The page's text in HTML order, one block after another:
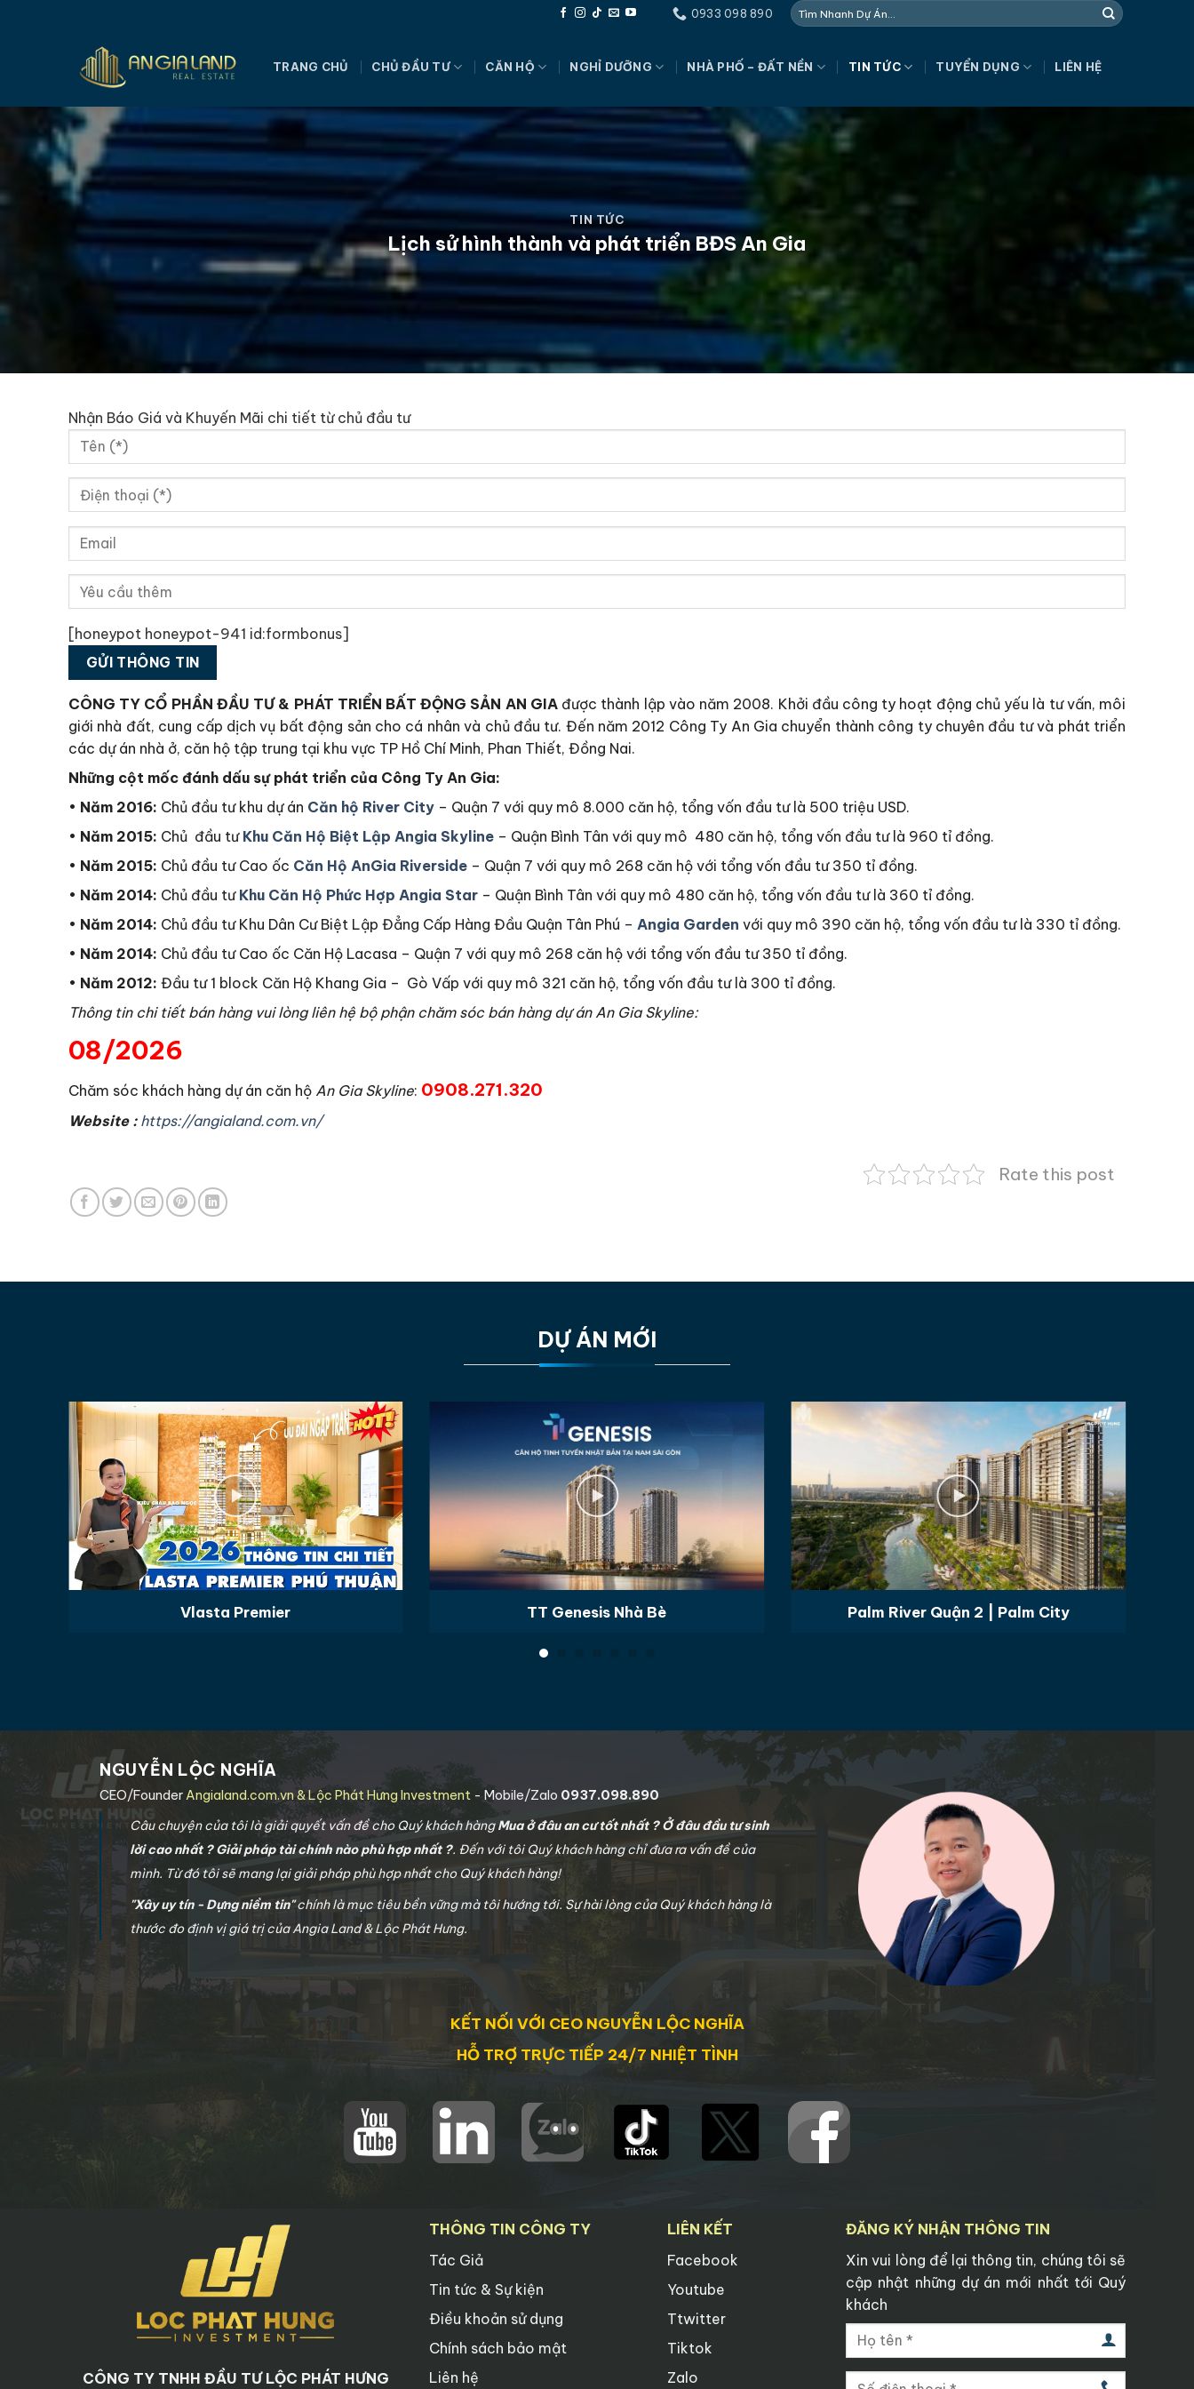
0933 098 890
TRANG CHỦ CHỦ ĐẦU TƯ CĂN HỘ NGHỈ DƯỠNG NHÀ PHỐ – ĐẤT NỀN TIN TỨC TUYỂN DỤNG LIÊN HỆ
TIN TỨC
Lịch sử hình thành và phát triển BĐS An Gia
Nhận Báo Giá và Khuyến Mãi chi tiết từ chủ đầu tư
[honeypot honeypot-941 id:formbonus]
CÔNG TY CỔ PHẦN ĐẦU TƯ & PHÁT TRIỂN BẤT ĐỘNG SẢN AN GIAđược thành lập vào năm 2008. Khởi đầu công ty hoạt động chủ yếu là tư vấn, môi
giới nhà đất, cung cấp dịch vụ bất động sản cho cá nhân và chủ đầu tư. Đến năm 2012 Công Ty An Gia chuyển thành công ty chuyên đầu tư và phát triển
các dự án nhà ở, căn hộ tập trung tại khu vực TP Hồ Chí Minh, Phan Thiết, Đồng Nai.
Những cột mốc đánh dấu sự phát triển của Công Ty An Gia:
• Năm 2016: Chủ đầu tư khu dự án Căn hộ River City – Quận 7 với quy mô 8.000 căn hộ, tổng vốn đầu tư là 500 triệu USD.
• Năm 2015: Chủ đầu tư Khu Căn Hộ Biệt Lập Angia Skyline – Quận Bình Tân với quy mô 480 căn hộ, tổng vốn đầu tư là 960 tỉ đồng.
• Năm 2015: Chủ đầu tư Cao ốc Căn Hộ AnGia Riverside – Quận 7 với quy mô 268 căn hộ với tổng vốn đầu tư 350 tỉ đồng.
• Năm 2014: Chủ đầu tư Khu Căn Hộ Phức Hợp Angia Star – Quận Bình Tân với quy mô 480 căn hộ, tổng vốn đầu tư là 360 tỉ đồng.
• Năm 2014: Chủ đầu tư Khu Dân Cư Biệt Lập Đẳng Cấp Hàng Đầu Quận Tân Phú – Angia Garden với quy mô 390 căn hộ, tổng vốn đầu tư là 330 tỉ đồng.
• Năm 2014: Chủ đầu tư Cao ốc Căn Hộ Lacasa – Quận 7 với quy mô 268 căn hộ với tổng vốn đầu tư 350 tỉ đồng.
• Năm 2012: Đầu tư 1 block Căn Hộ Khang Gia – Gò Vấp với quy mô 321 căn hộ, tổng vốn đầu tư là 300 tỉ đồng.
Thông tin chi tiết bán hàng vui lòng liên hệ bộ phận chăm sóc bán hàng dự án An Gia Skyline:
08/2026
Chăm sóc khách hàng dự án căn hộ An Gia Skyline: ‎ 0908.271.320
Website : https://angialand.com.vn/
Rate this post
DỰ ÁN MỚI
Vlasta Premier TT Genesis Nhà Bè Palm River Quận 2 | Palm City
NGUYỄN LỘC NGHĨA
CEO/FounderAngialand.com.vn & Lộc Phát Hưng Investment - Mobile/Zalo 0937.098.890
Câu chuyện của tôi là giải quyết vấn đề cho Quý khách hàngMua ở đâu an cư tốt nhất ? Ở đâu đầu tư sinh
lời cao nhất ? Giải pháp tài chính nào phù hợp nhất ?. Đến với tôi Quý khách hàng chỉ đưa ra vấn đề của
mình. Từ đó tôi sẽ mang lại giải pháp phù hợp nhất cho Quý khách hàng!
"Xây uy tín - Dựng niềm tin"chính là mục tiêu bền vững mà tôi hướng tới. Sự hài lòng của Quý khách hàng là
thước đo định vị giá trị của Angia Land & Lộc Phát Hưng.
KẾT NỐI VỚI CEO NGUYỄN LỘC NGHĨA
HỖ TRỢ TRỰC TIẾP 24/7 NHIỆT TÌNH
CÔNG TY TNHH ĐẦU TƯ LỘC PHÁT HƯNG
THÔNG TIN CÔNG TY
Tác Giả
Tin tức & Sự kiện
Điều khoản sử dụng
Chính sách bảo mật
Liên hệ
LIÊN KẾT
Facebook
Youtube
Ttwitter
Tiktok
Zalo
ĐĂNG KÝ NHẬN THÔNG TIN
Xin vui lòng để lại thông tin, chúng tôi sẽ
cập nhật những dự án mới nhất tới Quý
khách